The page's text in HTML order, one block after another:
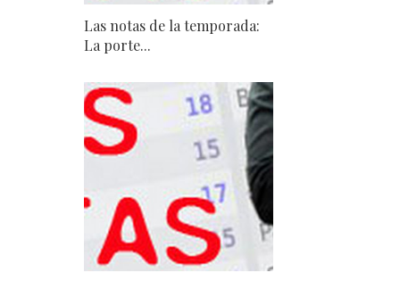
Las notas de la temporada:
La porte...